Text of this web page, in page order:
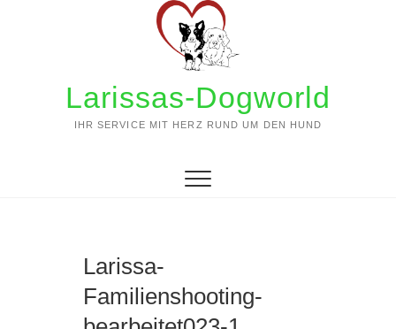
Larissas-Dogworld
IHR SERVICE MIT HERZ RUND UM DEN HUND
Larissa-
Familienshooting-